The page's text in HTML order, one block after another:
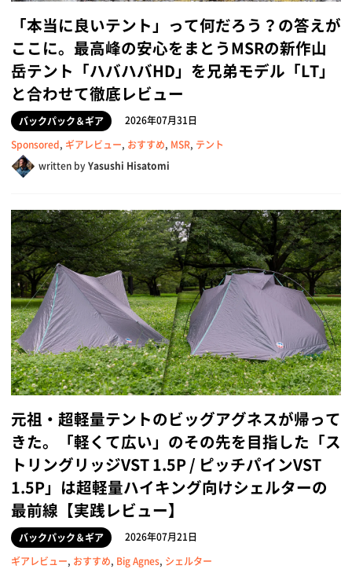
「本当に良いテント」って何だろう？の答えが
ここに。最高峰の安心をまとうMSRの新作山
岳テント「ハバハバHD」を兄弟モデル「LT」
と合わせて徹底レビュー
バックパック＆ギア
2026年07月31日
Sponsored, ギアレビュー, おすすめ, MSR, テント
written byYasushi Hisatomi
元祖・超軽量テントのビッグアグネスが帰って
きた。「軽くて広い」のその先を目指した「ス
トリングリッジVST 1.5P / ピッチパインVST
1.5P」は超軽量ハイキング向けシェルターの
最前線【実践レビュー】
バックパック＆ギア
2026年07月21日
ギアレビュー, おすすめ, Big Agnes, シェルター